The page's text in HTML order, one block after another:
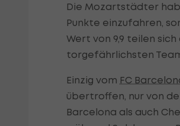
Die Mozartstädter
Punkte einzufahren,
Wert von 9,9 teilen sich
torgefährlichsten
Einzig vom FC
übertroffen, nur von
Barcelona als auch